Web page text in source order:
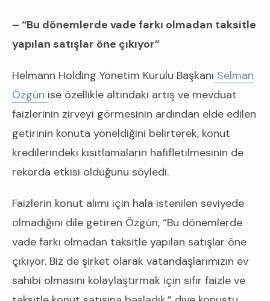
– “Bu dönemlerde vade farkı olmadan taksitle
yapılan satışlar öne çıkıyor”
Helmann Holding Yönetim Kurulu Başkanı Selman
Özgün ise özellikle altındaki artış ve mevduat
faizlerinin zirveyi görmesinin ardından elde edilen
getirinin konuta yöneldiğini belirterek, konut
kredilerindeki kısıtlamaların hafifletilmesinin de
rekorda etkisi olduğunu söyledi.
Faizlerin konut alımı için hala istenilen seviyede
olmadığını dile getiren Özgün, “Bu dönemlerde
vade farkı olmadan taksitle yapılan satışlar öne
çıkıyor. Biz de şirket olarak vatandaşlarımızın ev
sahibi olmasını kolaylaştırmak için sıfır faizle ve